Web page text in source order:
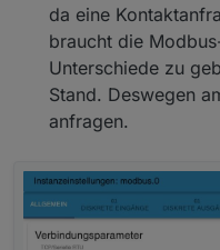
da eine
braucht die
Unterschiede zu
Stand. Deswegen
anfragen.